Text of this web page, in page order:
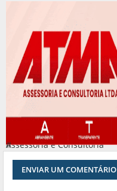
Assessoria e Consultoria
#
ENVIAR UM COMENTÁRIO